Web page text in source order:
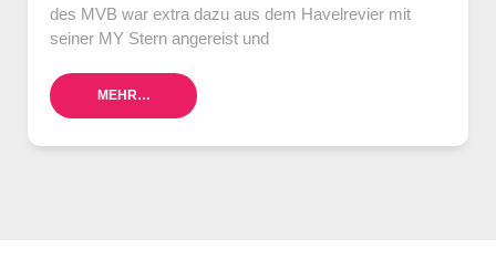
des MVB war extra dazu aus dem Havelrevier mit
seiner MY Stern angereist und
MEHR…